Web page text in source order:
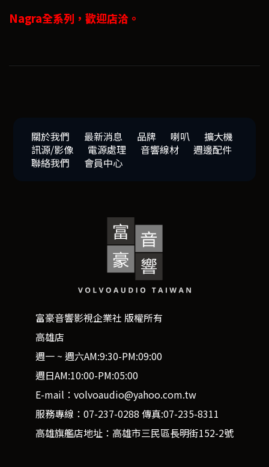
Nagra全系列，歡迎店洽。
關於我們 最新消息 品牌 喇叭
擴大機
訊源/影像
電源處理 音響線材
週邊配件
聯絡我們
會員中心
富豪音響影視企業社 版權所有
高雄店
週一 ~ 週六AM:9:30-PM:09:00
週日AM:10:00-PM:05:00
E-mail：volvoaudio@yahoo.com.tw
服務專線：07-237-0288 傳真:07-235-8311
高雄旗艦店地址：高雄市三民區長明街152-2號